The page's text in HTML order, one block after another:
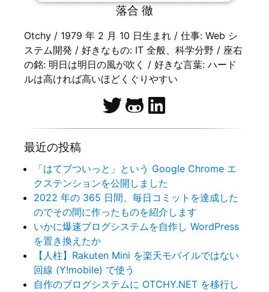
落合 徹
Otchy / 1979 年 2 月 10 日生まれ / 仕事: Web シ
ステム開発 / 好きなもの: IT 全般、科学分野 / 座右
の銘: 明日は明日の風が吹く / 好きな言葉: ハード
ルは高ければ高いほどくぐりやすい
最近の投稿
「はてブついっと」という Google Chrome エ
クステンションを公開しました
2022 年の 365 日間、毎日コミットを達成した
のでその間に作ったものを紹介します
いかに爆速ブログシステムを自作し WordPress
を置き換えたか
【人柱】Rakuten Mini を楽天モバイルではない
回線 (Y!mobile) で使う
自作のブログシステムに OTCHY.NET を移行し